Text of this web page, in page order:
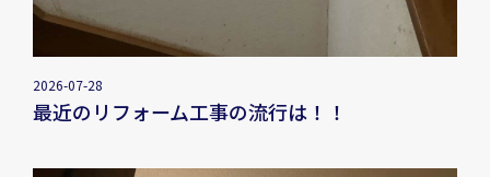
2026-07-28
最近のリフォーム工事の流行は！！